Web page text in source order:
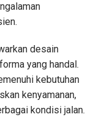
desain
yang handal.
kebutuhan
kenyamanan,
kondisi jalan.